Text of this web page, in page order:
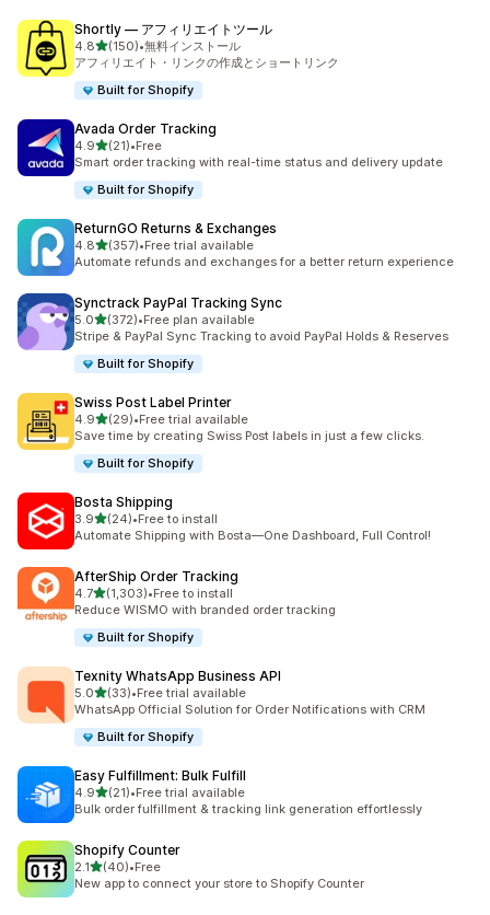
Shortly — アフィリエイトツール
4.85つ星中
(150)
合計レビュー数：150件
•無料インストール
アフィリエイト・リンクの作成とショートリンク
Built for Shopify
Avada Order Tracking
4.95つ星中
(21)
合計レビュー数：21件
•Free
Smart order tracking with real-time status and delivery update
Built for Shopify
ReturnGO Returns & Exchanges
4.85つ星中
(357)
合計レビュー数：357件
•Free trial available
Automate refunds and exchanges for a better return experience
Synctrack PayPal Tracking Sync
5.05つ星中
(372)
合計レビュー数：372件
•Free plan available
Stripe & PayPal Sync Tracking to avoid PayPal Holds & Reserves
Built for Shopify
Swiss Post Label Printer
4.95つ星中
(29)
合計レビュー数：29件
•Free trial available
Save time by creating Swiss Post labels in just a few clicks.
Built for Shopify
Bosta Shipping
3.95つ星中
(24)
合計レビュー数：24件
•Free to install
Automate Shipping with Bosta—One Dashboard, Full Control!
AfterShip Order Tracking
4.75つ星中
(1,303)
合計レビュー数：1303件
•Free to install
Reduce WISMO with branded order tracking
Built for Shopify
Texnity WhatsApp Business API
5.05つ星中
(33)
合計レビュー数：33件
•Free trial available
WhatsApp Official Solution for Order Notifications with CRM
Built for Shopify
Easy Fulfillment: Bulk Fulfill
4.95つ星中
(21)
合計レビュー数：21件
•Free trial available
Bulk order fulfillment & tracking link generation effortlessly
Shopify Counter
2.15つ星中
(40)
合計レビュー数：40件
•Free
New app to connect your store to Shopify Counter